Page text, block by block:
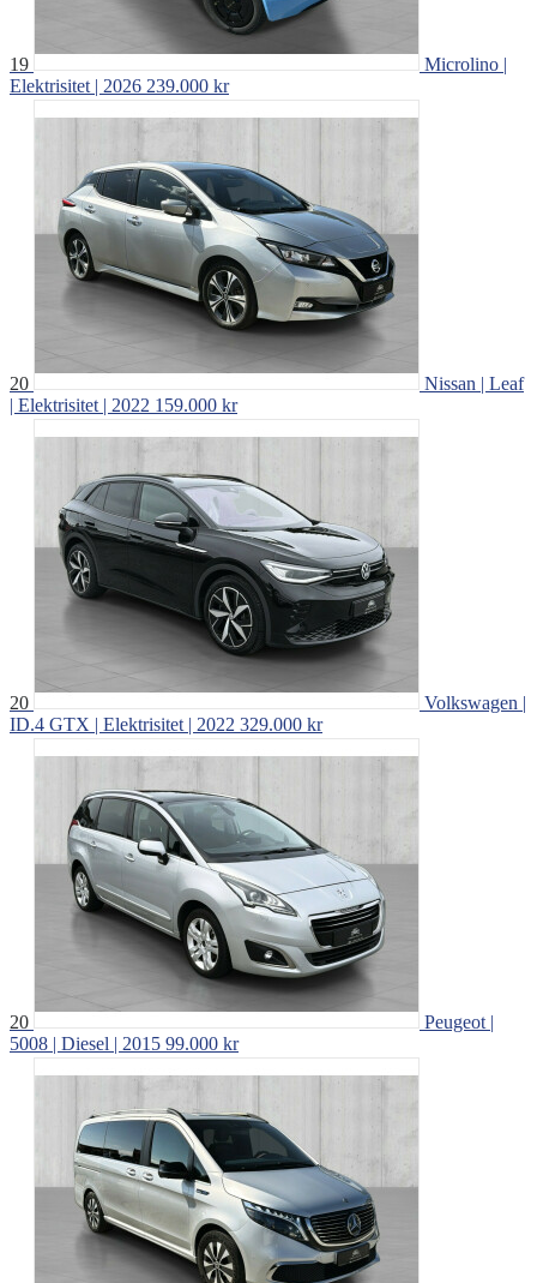
19
Microlino |
Elektrisitet | 2026 239.000 kr
20
Nissan | Leaf
| Elektrisitet | 2022 159.000 kr
20
Volkswagen |
ID.4 GTX | Elektrisitet | 2022 329.000 kr
20
Peugeot |
5008 | Diesel | 2015 99.000 kr